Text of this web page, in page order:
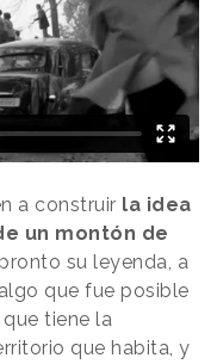
a construir la idea
un montón de
su leyenda, a
que fue posible
tiene la
que habita, y